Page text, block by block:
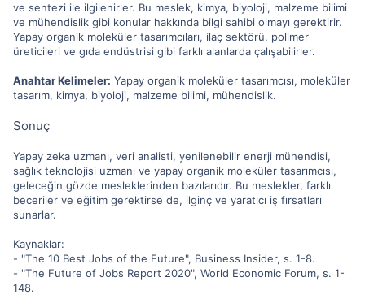
ve sentezi ile ilgilenirler. Bu meslek, kimya, biyoloji, malzeme bilimi
ve mühendislik gibi konular hakkında bilgi sahibi olmayı gerektirir.
Yapay organik moleküler tasarımcıları, ilaç sektörü, polimer
üreticileri ve gıda endüstrisi gibi farklı alanlarda çalışabilirler.
Anahtar Kelimeler: Yapay organik moleküler tasarımcısı, moleküler
tasarım, kimya, biyoloji, malzeme bilimi, mühendislik.
Sonuç
Yapay zeka uzmanı, veri analisti, yenilenebilir enerji mühendisi,
sağlık teknolojisi uzmanı ve yapay organik moleküler tasarımcısı,
geleceğin gözde mesleklerinden bazılarıdır. Bu meslekler, farklı
beceriler ve eğitim gerektirse de, ilginç ve yaratıcı iş fırsatları
sunarlar.
Kaynaklar:
- "The 10 Best Jobs of the Future", Business Insider, s. 1-8.
- "The Future of Jobs Report 2020", World Economic Forum, s. 1-
148.